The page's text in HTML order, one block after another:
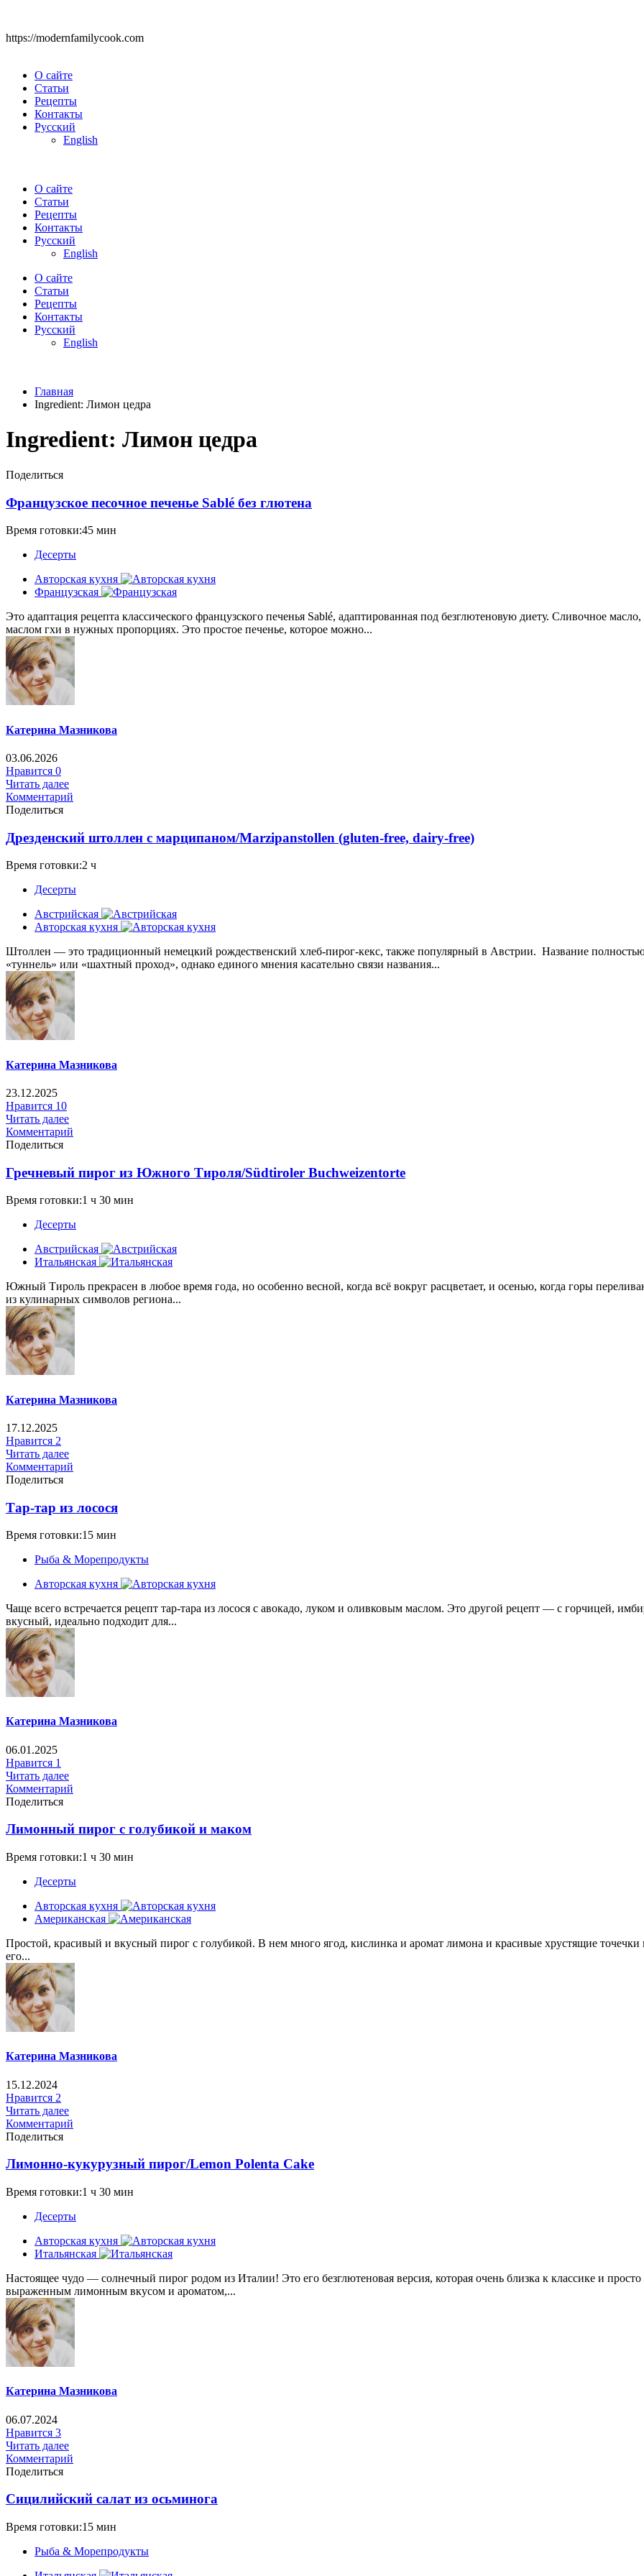
https://modernfamilycook.com
О сайте
Статьи
Рецепты
Контакты
Русский
English
О сайте
Статьи
Рецепты
Контакты
Русский
English
О сайте
Статьи
Рецепты
Контакты
Русский
English
Главная
Ingredient: Лимон цедра
Ingredient: Лимон цедра
Поделиться
Французское песочное печенье Sablé без глютена
Время готовки:45 мин
Десерты
Авторская кухня
Французская
Это адаптация рецепта классического французского печенья Sablé, адаптированная под безглютеновую диету. Сливочное
маслом гхи в нужных пропорциях. Это простое печенье, которое можно...
Катерина Мазникова
03.06.2026
Нравится 0
Читать далее
Комментарий
Поделиться
Дрезденский штоллен с марципаном/Marzipanstollen (gluten-free, dairy-free)
Время готовки:2 ч
Десерты
Австрийская
Авторская кухня
Штоллен — это традиционный немецкий рождественский хлеб-пирог-кекс, также популярный в Австрии. Название полностью
«туннель» или «шахтный проход», однако единого мнения касательно связи названия...
Катерина Мазникова
23.12.2025
Нравится 10
Читать далее
Комментарий
Поделиться
Гречневый пирог из Южного Тироля/Südtiroler Buchweizentorte
Время готовки:1 ч 30 мин
Десерты
Австрийская
Итальянская
Южный Тироль прекрасен в любое время года, но особенно весной, когда всё вокруг расцветает, и осенью, когда горы
из кулинарных символов региона...
Катерина Мазникова
17.12.2025
Нравится 2
Читать далее
Комментарий
Поделиться
Тар-тар из лосося
Время готовки:15 мин
Рыба & Mорепродукты
Авторская кухня
Чаще всего встречается рецепт тар-тара из лосося с авокадо, луком и оливковым маслом. Это другой рецепт — с горчицей,
вкусный, идеально подходит для...
Катерина Мазникова
06.01.2025
Нравится 1
Читать далее
Комментарий
Поделиться
Лимонный пирог с голубикой и маком
Время готовки:1 ч 30 мин
Десерты
Авторская кухня
Американская
Простой, красивый и вкусный пирог с голубикой. В нем много ягод, кислинка и аромат лимона и красивые хрустящие
его...
Катерина Мазникова
15.12.2024
Нравится 2
Читать далее
Комментарий
Поделиться
Лимонно-кукурузный пирог/Lemon Polenta Cake
Время готовки:1 ч 30 мин
Десерты
Авторская кухня
Итальянская
Настоящее чудо — солнечный пирог родом из Италии! Это его безглютеновая версия, которая очень близка к классике и
выраженным лимонным вкусом и ароматом,...
Катерина Мазникова
06.07.2024
Нравится 3
Читать далее
Комментарий
Поделиться
Сицилийский салат из осьминога
Время готовки:15 мин
Рыба & Mорепродукты